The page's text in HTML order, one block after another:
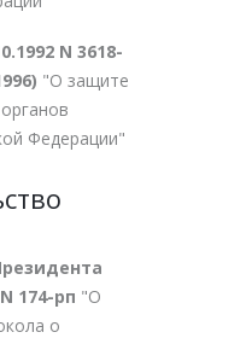
N 3618-
"О защите
Федерации"
174-рп "О
о